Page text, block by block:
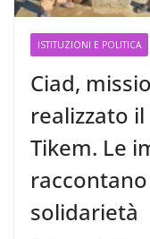
ISTITUZIONI E POLITICA
Ciad,
realizzato
Tikem. Le
solidarietà